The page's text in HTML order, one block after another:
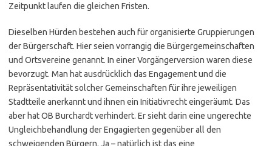
Zeitpunkt laufen die gleichen Fristen.
Dieselben Hürden bestehen auch für organisierte Gruppierungen
der Bürgerschaft. Hier seien vorrangig die Bürgergemeinschaften
und Ortsvereine genannt. In einer Vorgängerversion waren diese
bevorzugt. Man hat ausdrücklich das Engagement und die
Repräsentativität solcher Gemeinschaften für ihre jeweiligen
Stadtteile anerkannt und ihnen ein Initiativrecht eingeräumt. Das
aber hat OB Burchardt verhindert. Er sieht darin eine ungerechte
Ungleichbehandlung der Engagierten gegenüber all den
schweigenden Bürgern. Ja – natürlich ist das eine